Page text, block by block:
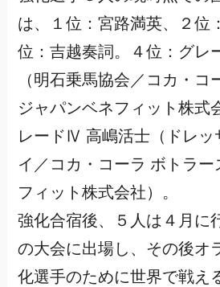
は、１位：宮路満英、２位
位：吉越奏詞。４位：グレ
（明石乗馬協会／コカ・コ
ジャパンベネフィット株式
レードⅣ 高嶋活士（ドレッ
イ／コカ・コーラ ボトラー
フィット株式会社）。
強化合宿後、５人は４月に
の大会に出場し、その後オ
化選手のために世界で戦え